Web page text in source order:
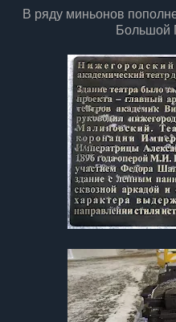
В ряду миньонов
Большой